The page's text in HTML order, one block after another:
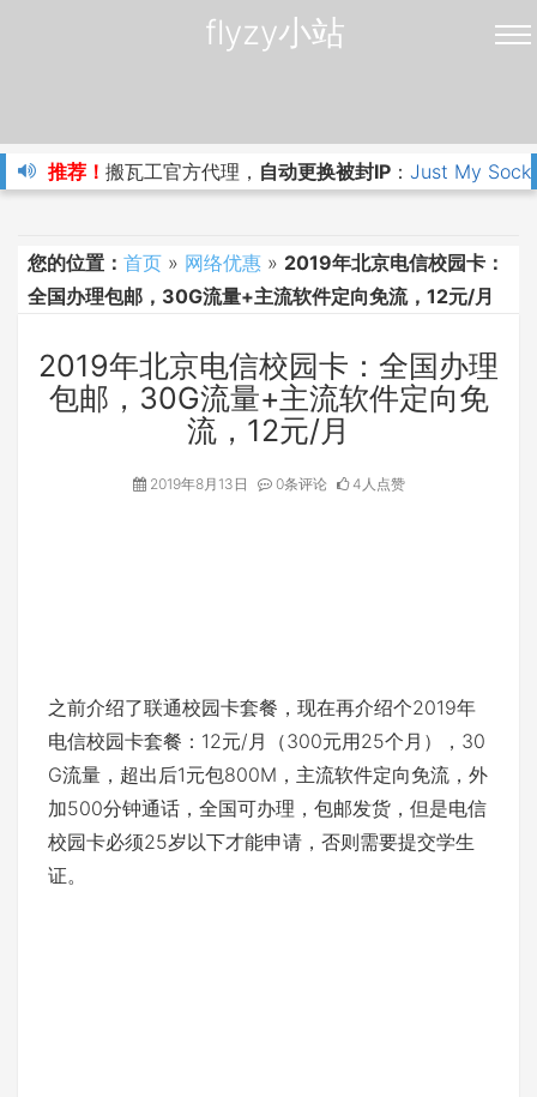
flyzy小站
推荐！ 搬瓦工官方代理， 自动更换被封IP ： Just My
您的位置： 首页 » 网络优惠 » 2019年北京电信校园卡：
全国办理包邮，30G流量+主流软件定向免流，12元/月
2019年北京电信校园卡：全国办理
包邮，30G流量+主流软件定向免
流，12元/月
2019年8月13日 0条评论 4人点赞
之前介绍了联通校园卡套餐，现在再介绍个2019年
电信校园卡套餐：12元/月（300元用25个月），30
G流量，超出后1元包800M，主流软件定向免流，外
加500分钟通话，全国可办理，包邮发货，但是电信
校园卡必须25岁以下才能申请，否则需要提交学生
证。